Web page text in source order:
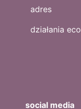
adres
działania eco
social media